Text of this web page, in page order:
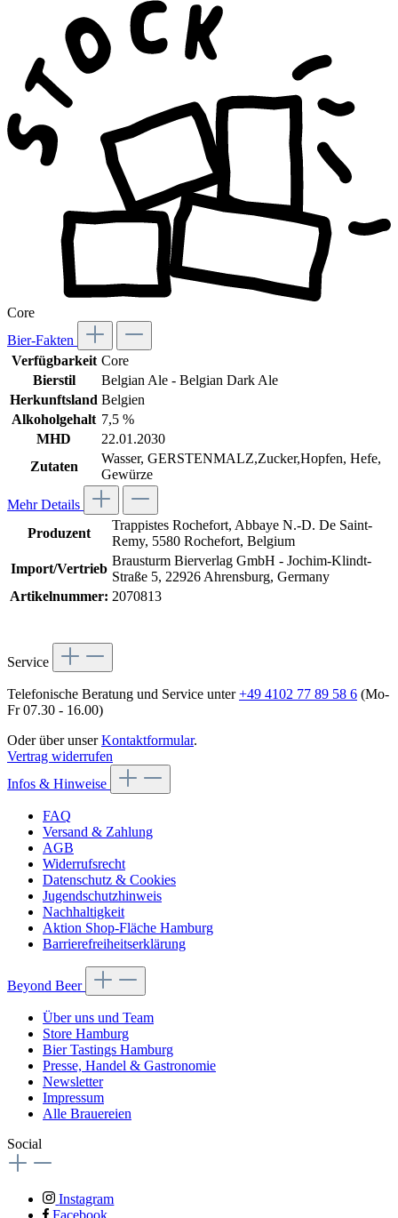
Core
Bier-Fakten
Verfügbarkeit Core
Bierstil
Belgian Ale - Belgian Dark Ale
Herkunftsland Belgien
Alkoholgehalt 7,5 %
MHD
22.01.2030
Zutaten
Wasser, GERSTENMALZ,Zucker,Hopfen, Hefe,
Gewürze
Mehr Details
Produzent
Trappistes Rochefort, Abbaye N.-D. De Saint-
Remy, 5580 Rochefort, Belgium
Import/Vertrieb
Brausturm Bierverlag GmbH - Jochim-Klindt-
Straße 5, 22926 Ahrensburg, Germany
Artikelnummer: 2070813
Service
Telefonische Beratung und Service unter+49 4102 77 89 58 6 (Mo-
Fr 07.30 - 16.00)
Oder über unserKontaktformular.
Vertrag widerrufen
Infos & Hinweise
FAQ
Versand & Zahlung
AGB
Widerrufsrecht
Datenschutz & Cookies
Jugendschutzhinweis
Nachhaltigkeit
Aktion Shop-Fläche Hamburg
Barrierefreiheitserklärung
Beyond Beer
Über uns und Team
Store Hamburg
Bier Tastings Hamburg
Presse, Handel & Gastronomie
Newsletter
Impressum
Alle Brauereien
Social
Instagram